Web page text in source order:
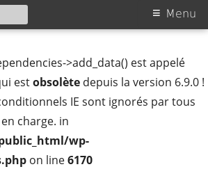
>add_data() est appelé
estobsolète depuis la version 6.9.0 !
IE sont ignorés par tous
charge. in
wp-
on line6170
Menu
Rechercher :